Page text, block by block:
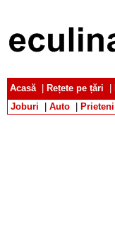
Acasă| Rețete pe țări
Joburi
Auto Prieteni